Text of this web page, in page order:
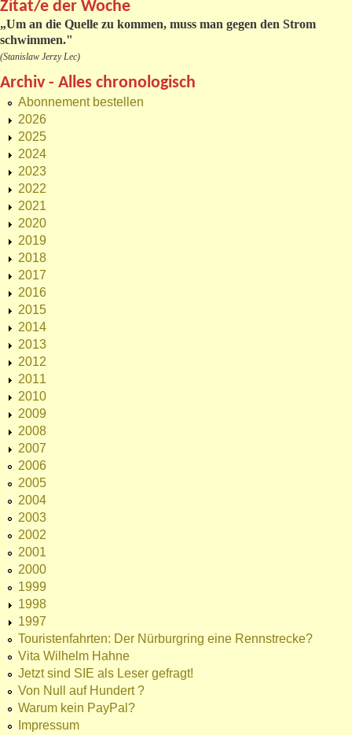
Zitat/e der Woche
„Um an die Quelle zu kommen, muss man gegen den Strom
schwimmen."
(Stanislaw Jerzy Lec)
Archiv - Alles chronologisch
Abonnement bestellen
2026
2025
2024
2023
2022
2021
2020
2019
2018
2017
2016
2015
2014
2013
2012
2011
2010
2009
2008
2007
2006
2005
2004
2003
2002
2001
2000
1999
1998
1997
Touristenfahrten: Der Nürburgring eine Rennstrecke?
Vita Wilhelm Hahne
Jetzt sind SIE als Leser gefragt!
Von Null auf Hundert ?
Warum kein PayPal?
Impressum